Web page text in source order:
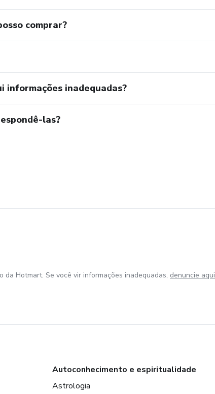
comprar?
informações inadequadas?
las?
Hotmart. Se você vir informações inadequadas, denuncie aqui
Autoconhecimento e espiritualidade
Astrologia